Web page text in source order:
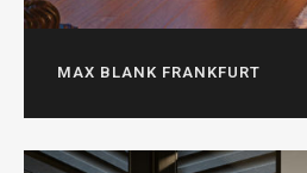
MAX BLANK FRANKFURT